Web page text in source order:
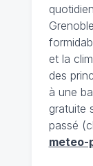
et la
des
à une
gratuite
passé
meteo-